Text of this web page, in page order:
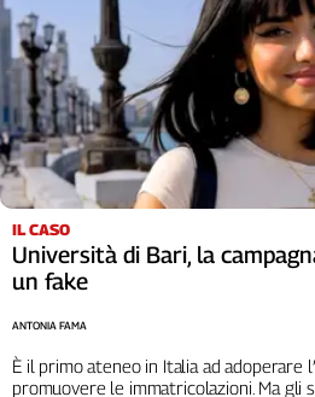
IL CASO
Università di Bari, la
un fake
È il primo ateneo in Italia ad adoperare
promuovere le immatricolazioni. Ma gli
ANTONIA FAMA